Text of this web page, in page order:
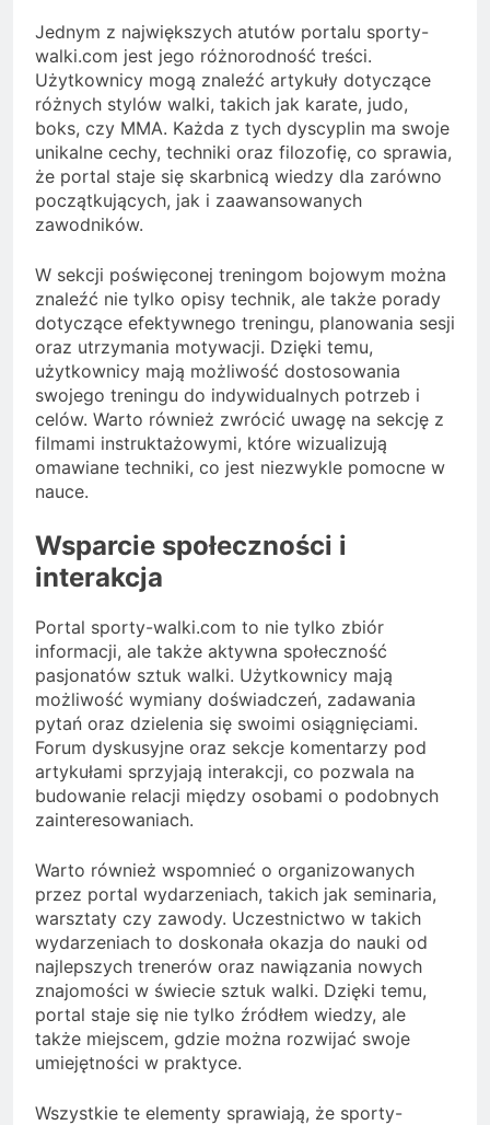
Jednym z największych atutów portalu sporty-
walki.com jest jego różnorodność treści.
Użytkownicy mogą znaleźć artykuły dotyczące
różnych stylów walki, takich jak karate, judo,
boks, czy MMA. Każda z tych dyscyplin ma swoje
unikalne cechy, techniki oraz filozofię, co sprawia,
że portal staje się skarbnicą wiedzy dla zarówno
początkujących, jak i zaawansowanych
zawodników.
W sekcji poświęconej treningom bojowym można
znaleźć nie tylko opisy technik, ale także porady
dotyczące efektywnego treningu, planowania sesji
oraz utrzymania motywacji. Dzięki temu,
użytkownicy mają możliwość dostosowania
swojego treningu do indywidualnych potrzeb i
celów. Warto również zwrócić uwagę na sekcję z
filmami instruktażowymi, które wizualizują
omawiane techniki, co jest niezwykle pomocne w
nauce.
Wsparcie społeczności i
interakcja
Portal sporty-walki.com to nie tylko zbiór
informacji, ale także aktywna społeczność
pasjonatów sztuk walki. Użytkownicy mają
możliwość wymiany doświadczeń, zadawania
pytań oraz dzielenia się swoimi osiągnięciami.
Forum dyskusyjne oraz sekcje komentarzy pod
artykułami sprzyjają interakcji, co pozwala na
budowanie relacji między osobami o podobnych
zainteresowaniach.
Warto również wspomnieć o organizowanych
przez portal wydarzeniach, takich jak seminaria,
warsztaty czy zawody. Uczestnictwo w takich
wydarzeniach to doskonała okazja do nauki od
najlepszych trenerów oraz nawiązania nowych
znajomości w świecie sztuk walki. Dzięki temu,
portal staje się nie tylko źródłem wiedzy, ale
także miejscem, gdzie można rozwijać swoje
umiejętności w praktyce.
Wszystkie te elementy sprawiają, że sporty-